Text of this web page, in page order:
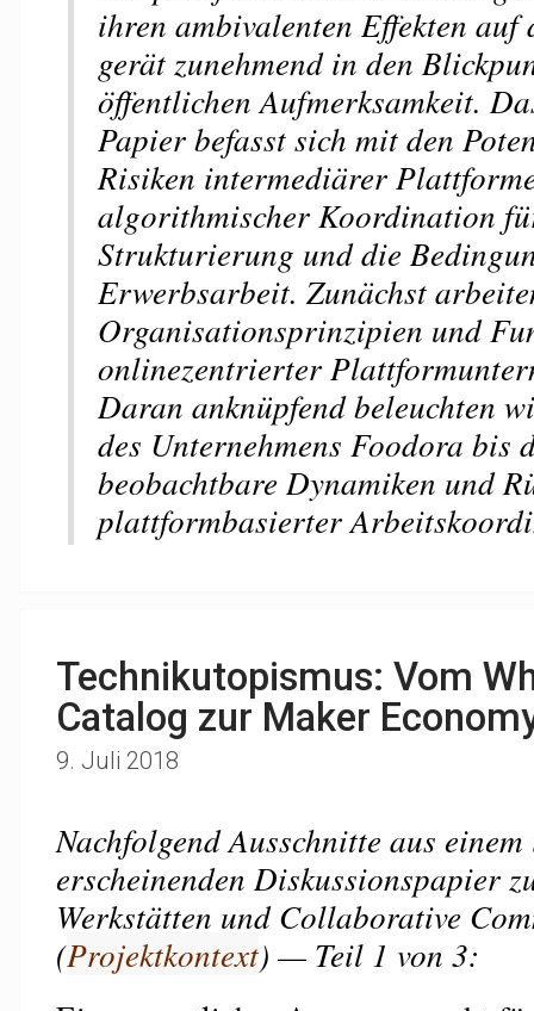
ihren ambivalenten Effekten
gerät zunehmend in den
öffentlichen Aufmerksamkeit.
Papier befasst sich mit den
Risiken intermediärer
algorithmischer Koordination
Strukturierung und die
Erwerbsarbeit. Zunächst
Organisationsprinzipien und
onlinezentrierter
Daran anknüpfend beleuchten
des Unternehmens Foodora bis
beobachtbare Dynamiken und
plattformbasierter
Technikutopismus: Vom
Catalog zur Maker
9. Juli 2018
Nachfolgend Ausschnitte aus
erscheinenden Diskussionspapier
Werkstätten und Collaborative
(Projektkontext) — Teil 1 von 3: